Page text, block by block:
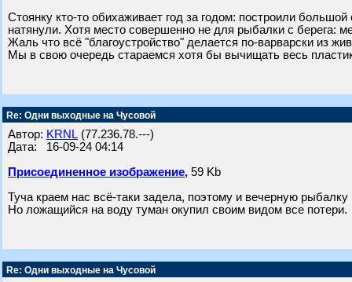
Стоянку кто-то обихаживает год за годом: построили
натянули. Хотя место совершенно не для рыбалки с берега:
Жаль что всё "благоустройство" делается по-варварски из
Мы в свою очередь стараемся хотя бы вычищать весь
Re: Одни выходные на Чусовой
Автор: KRNL (77.236.78.---)
Дата: 16-09-24 04:14
Присоединенное изображение, 59 Kb
Туча краем нас всё-таки задела, поэтому и вечерную
Но ложащийся на воду туман окупил своим видом все потери.
Re: Одни выходные на Чусовой